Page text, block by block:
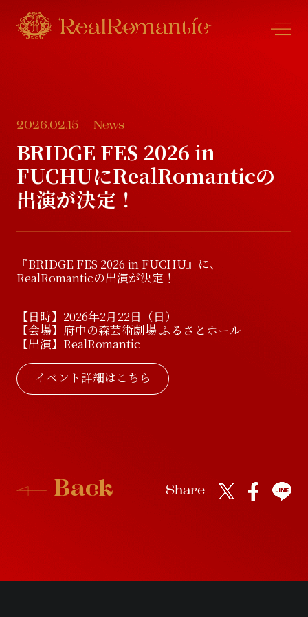
News
News
Profle
Profle
Schedule
Sched
co gr
Discograph
Video
Vide
Goo
2026.02.15 News
BRIDGE FES 2026 in
FUCHUにRealRomanticの
出演が決定！
『BRIDGE FES 2026 in FUCHU』に、
RealRomanticの出演が決定！
【日時】2026年2月22日（日）
【会場】府中の森芸術劇場 ふるさとホール
【出演】RealRomantic
イベント詳細はこちら
Back
Share